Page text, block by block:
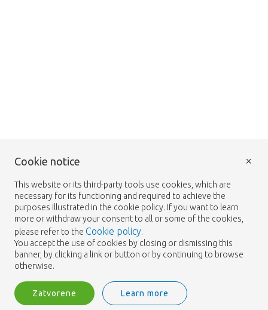
Cookie notice
This website or its third-party tools use cookies, which are
necessary for its functioning and required to achieve the
purposes illustrated in the cookie policy. If you want to learn
more or withdraw your consent to all or some of the cookies,
please refer to the Cookie policy.
You accept the use of cookies by closing or dismissing this
banner, by clicking a link or button or by continuing to browse
otherwise.
Zatvorene Learn more
×